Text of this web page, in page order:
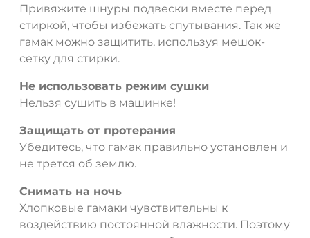
Привяжите шнуры подвески вместе перед
стиркой, чтобы избежать спутывания. Так же
гамак можно защитить, используя мешок-
сетку для стирки.
Не использовать режим сушки
Нельзя сушить в машинке!
Защищать от протерания
Убедитесь, что гамак правильно установлен и
не трется об землю.
Снимать на ночь
Хлопковые гамаки чувствительны к
воздействию постоянной влажности. Поэтому